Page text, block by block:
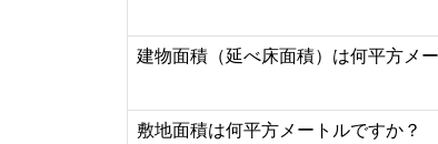
建物面積（延べ床面積）は何平方メ
敷地面積は何平方メートルですか？